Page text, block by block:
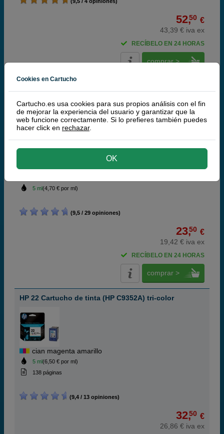
52,50 €
43,39 € iva ex
RECÍBELO EN 24 HORAS
comprar >
HP
100% Cartuchos Originales HP
HP 21 Cartucho de tinta (HP C9351A) negro
5 ml(4,70 € por ml)
(9,5 / 29 opiniones)
23,50 €
19,42 € iva ex
RECÍBELO EN 24 HORAS
comprar >
HP 22 Cartucho de tinta (HP C9352A) tri-color
cian magenta amarillo
5 ml(6,50 € por ml)
138 páginas
(9,4 / 13 opiniones)
32,50 €
26,86 € iva ex
Cookies en Cartucho
Cartucho.es usa cookies para sus propios análisis con el fin
de mejorar la experiencia del usuario y garantizar que la
web funcione correctamente. Si lo prefieres también puedes
hacer click en rechazar.
OK